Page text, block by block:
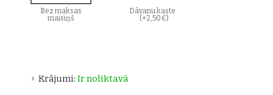
Krājumi: Ir noliktavā
Bez maksas
maisiņš
Dāvanu kaste
(+2,50€)